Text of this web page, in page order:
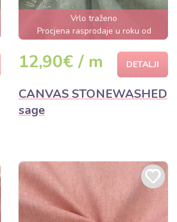
Vrlo traženo
Procjena rasprodaje u roku od
nekoliko sati
12,90€ / m DETALJI
CANVAS STONEWASHED
sage